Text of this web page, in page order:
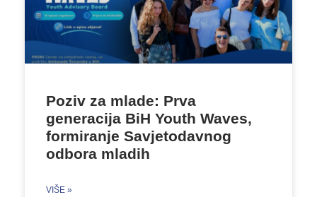
Poziv za mlade: Prva
generacija BiH Youth Waves,
formiranje Savjetodavnog
odbora mladih
VIŠE »